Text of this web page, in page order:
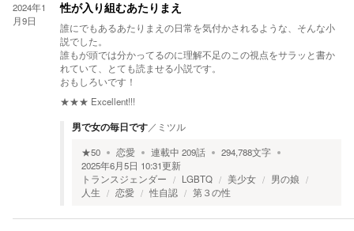
2024年1
月9日
性が入り組むあたりまえ
誰にでもあるあたりまえの日常を気付かされるような、そんな小
説でした。
誰もが頭では分かってるのに理解不足のこの視点をサラッと書か
れていて、とても読ませる小説です。
おもしろいです！
★★★ Excellent!!!
男で女の毎日です／ ミツル
★50 恋愛 連載中 209話 294,788文字
2025年6月5日 10:31更新
トランスジェンダー
LGBTQ 美少女
男の娘
人生
恋愛 性自認 第３の性